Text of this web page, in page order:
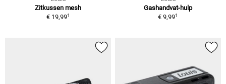
Zitkussen mesh
€ 19,991
Gashandvat-hulp
€ 9,991